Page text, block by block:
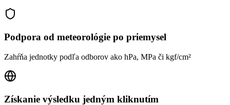
Podpora od meteorológie po priemysel
Zahŕňa jednotky podľa odborov ako hPa, MPa či kgf/cm²
Získanie výsledku jedným kliknutím